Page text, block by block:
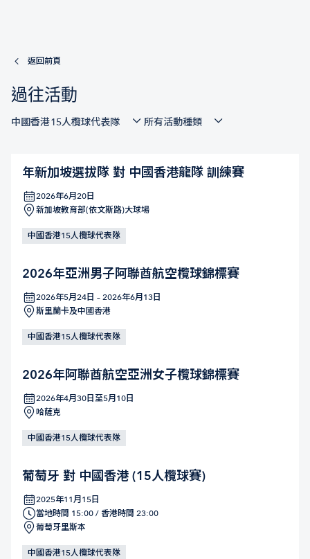
返回前頁
過往活動
中國香港15人欖球代表隊 所有活動種類
年新加坡選拔隊 對 中國香港龍隊 訓練賽
2026年6月20日
新加坡教育部(依文斯路)大球場
中國香港15人欖球代表隊
2026年亞洲男子阿聯酋航空欖球錦標賽
2026年5月24日 – 2026年6月13日
斯里蘭卡及中國香港
中國香港15人欖球代表隊
2026年阿聯酋航空亞洲女子欖球錦標賽
2026年4月30日至5月10日
哈薩克
中國香港15人欖球代表隊
葡萄牙 對 中國香港 (15人欖球賽)
2025年11月15日
當地時間 15:00 / 香港時間 23:00
葡萄牙里斯本
中國香港15人欖球代表隊